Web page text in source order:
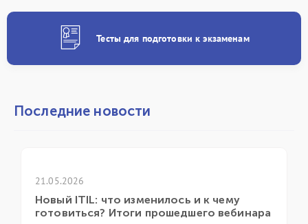
Тесты для подготовки к экзаменам
Последние новости
и к чему
вебинара
ГК «ИТ Эксперт»
ежегодной